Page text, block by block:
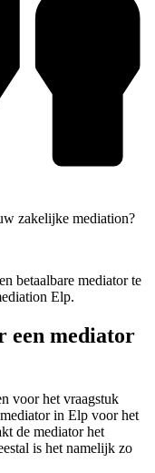
zakelijke mediation?
betaalbare mediator te
Elp.
een mediator
voor het vraagstuk
in Elp voor het
de mediator het
is het namelijk zo